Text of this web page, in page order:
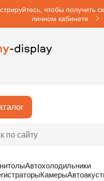
чтобы получить
личном кабинете
Автохолодильники
Камеры